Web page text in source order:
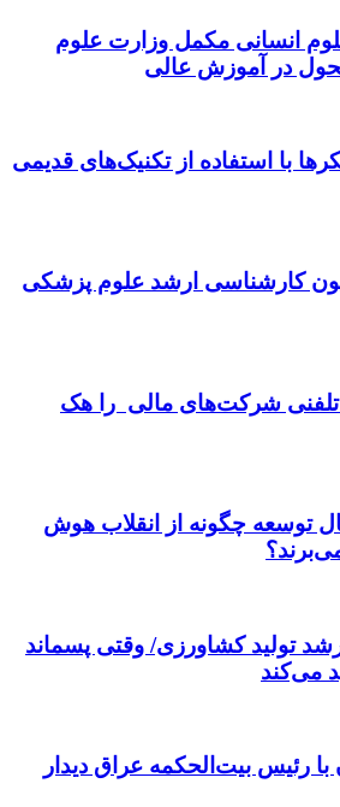
انسانی مکمل وزارت علوم
در آموزش عالی
با استفاده از تکنیک‌های قدیمی
کارشناسی ارشد علوم پزشکی
تلفنی شرکت‌های مالی را هک
توسعه چگونه از انقلاب هوش
تولید کشاورزی/ وقتی پسماند
می‌کند
با رئیس بیت‌الحکمه عراق دیدار